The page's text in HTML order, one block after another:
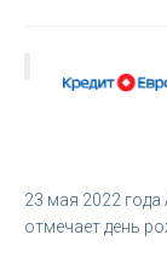
23 мая 2022
отмечает день